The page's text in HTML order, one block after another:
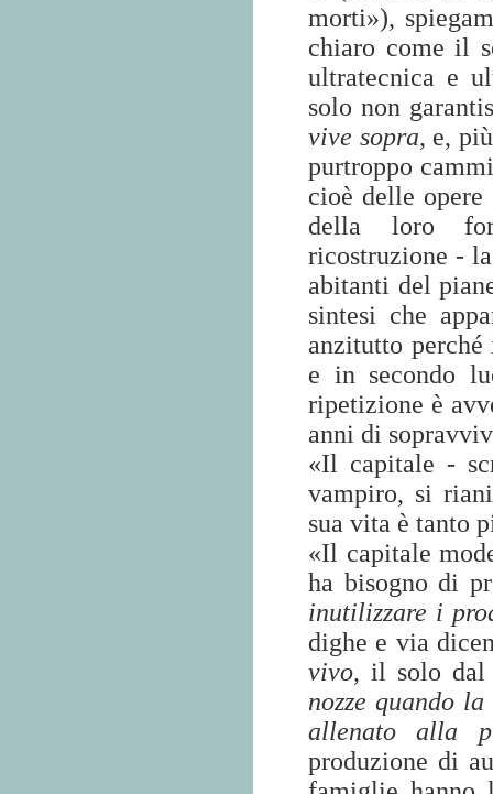
morti»),
chiaro come il
ultratecnica e
solo non
vive sopra, e,
purtroppo
cioè delle
della loro
ricostruzione -
abitanti del
sintesi che
anzitutto
e in secondo
ripetizione è
anni di
«Il capitale -
vampiro, si
sua vita è tanto
«Il capitale
ha bisogno di
inutilizzare i
dighe e via
vivo, il solo dal
nozze quando
allenato alla
produzione di